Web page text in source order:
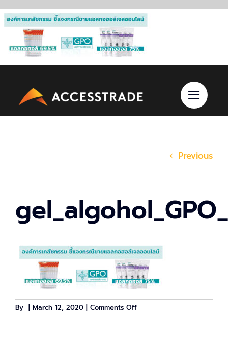
Skip
to
content
Previous
By March 12, 2020 Comments Offon
gel_algohol_GPO_cover